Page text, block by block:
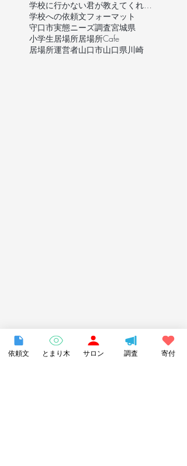
学校への依頼文フォーマット
守口市実態ニーズ調査宮城県
小学生居場所居場所Cafe
居場所運営者山口市山口県 川崎
依頼文 とまり木 サロン 調査 寄付